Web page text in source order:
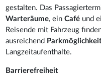
gestalten. Das
Warteräume, einCafé und
Reisende mit Fahrzeug
ausreichend
Langzeitaufenthalte.
Barrierefreiheit